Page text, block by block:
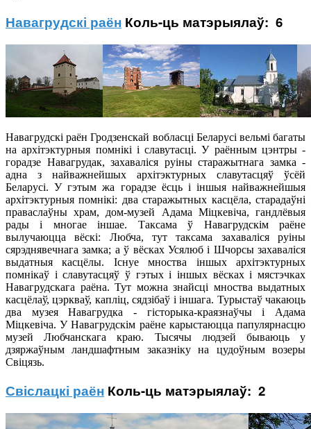
Навагрудскі раён Коль-ць матэрыялаў: 6
Навагрудскі раён Гродзенскай вобласці Беларусі вельмі багаты
на архітэктурныя помнікі і славутасці. У раённым цэнтры -
горадзе Навагрудак, захаваліся руіны старажытнага замка -
адна з найважнейшых архітэктурных славутасцяў ўсёй
Беларусі. У гэтым жа горадзе ёсць і іншыя найважнейшыя
архітэктурныя помнікі: два старажытных касцёла, старадаўні
праваслаўны храм, дом-музей Адама Міцкевіча, гандлёвыя
рады і многае іншае. Таксама ў Навагрудскім раёне
вылучаюцца вёскі: Любча, тут таксама захаваліся руіны
сярэднявечнага замка; а ў вёсках Усялюб і Шчорсы захаваліся
выдатныя касцёлы. Існуе мноства іншых архітэктурных
помнікаў і славутасцяў ў гэтых і іншых вёсках і мястэчках
Навагрудскага раёна. Тут можна знайсці мноства выдатных
касцёлаў, цэркваў, капліц, сядзібаў і іншага. Турыстаў чакаюць
два музея Навагрудка - гісторыка-краязнаўчы і Адама
Міцкевіча. У Навагрудскім раёне карыстаюцца папулярнасцю
музей Любчанскага краю. Тысячы людзей бываюць у
дзяржаўным ландшафтным заказніку на цудоўным возеры
Свіцязь.
Свіслацкі раён Коль-ць матэрыялаў: 2